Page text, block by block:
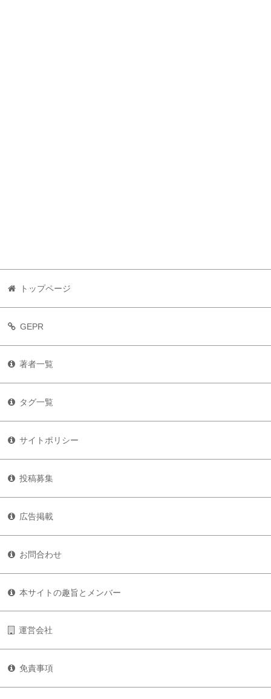
トップページ
GEPR
著者一覧
タグ一覧
サイトポリシー
投稿募集
広告掲載
お問合わせ
本サイトの趣旨とメンバー
運営会社
免責事項